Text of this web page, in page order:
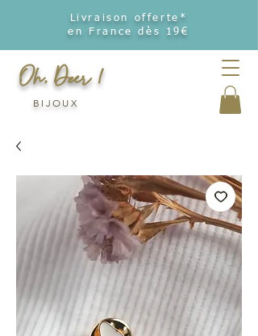
Livraison offerte*
en France dès 19€
Oh, Deer !
BIJOUX